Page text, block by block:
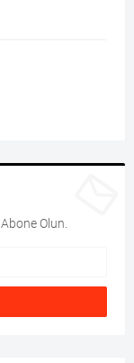
Olun.